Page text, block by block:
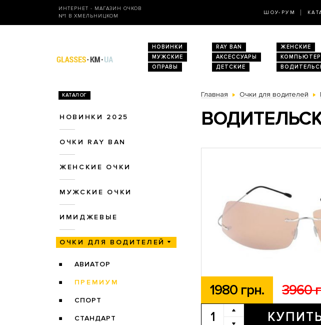
ИНТЕРНЕТ - МАГАЗИН ОЧКОВ
№1 В ХМЕЛЬНИЦКОМ
ШОУ-РУМ
НОВИНКИ RAY BAN
ЖЕНСКИЕ
МУЖСКИЕ
АКСЕССУАРЫ
ОПРАВЫ
ДЕТСКИЕ
КАТАЛОГ
НОВИНКИ 2025
ОЧКИ RAY BAN
ЖЕНСКИЕ ОЧКИ
МУЖСКИЕ ОЧКИ
ИМИДЖЕВЫЕ
ОЧКИ ДЛЯ ВОДИТЕЛЕЙ
АВИАТОР
ПРЕМИУМ
СПОРТ
СТАНДАРТ
Главная Очки для водителей
1980 грн. 3960